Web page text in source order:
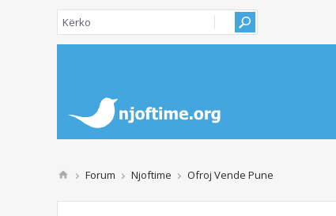
Forum Njoftime Ofroj Vende Pune